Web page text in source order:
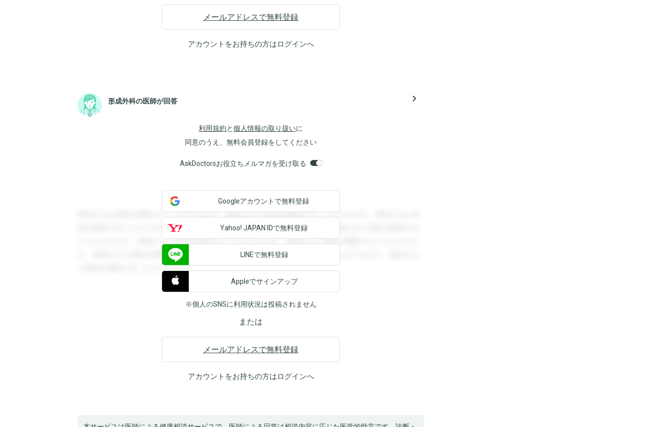
メールアドレスで無料登録
アカウントをお持ちの方はログインへ
形成外科の医師が回答 navigate_next
利用規約と個人情報の取り扱いに
同意のうえ、無料会員登録をしてください
AskDoctorsお役立ちメルマガを受け取る
登録すると回答を閲覧することができます。登録すると回答を閲覧することができます。登録すると回
答を閲覧することができます。登録すると回答を閲覧することができます。登録すると回答を閲覧する
ことができます。登録すると回答を閲覧することができます。登録すると回答を閲覧することができま
す。登録すると回答を閲覧することができます。登録すると回答を閲覧することができます。登録する
と回答を閲覧することができます。
Googleアカウントで無料登録
Yahoo! JAPAN IDで無料登録
LINEで無料登録
Appleでサインアップ
※個人のSNSに利用状況は投稿されません
または
メールアドレスで無料登録
アカウントをお持ちの方はログインへ